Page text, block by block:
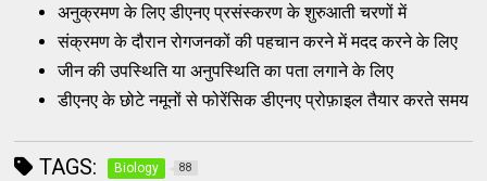
अनुक्रमण के लिए डीएनए प्रसंस्करण के शुरुआती चरणों में
संक्रमण के दौरान रोगजनकों की पहचान करने में मदद करने के लिए
जीन की उपस्थिति या अनुपस्थिति का पता लगाने के लिए
डीएनए के छोटे नमूनों से फोरेंसिक डीएनए प्रोफ़ाइल तैयार करते समय
TAGS: Biology 88